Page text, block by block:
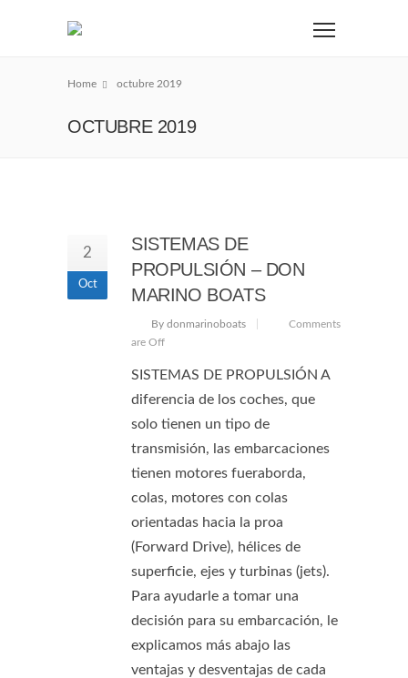
Home octubre 2019
OCTUBRE 2019
2
Oct
SISTEMAS DE
PROPULSIÓN – DON
MARINO BOATS
By donmarinoboats
Comments
are Off
SISTEMAS DE PROPULSIÓN A
diferencia de los coches, que
solo tienen un tipo de
transmisión, las embarcaciones
tienen motores fueraborda,
colas, motores con colas
orientadas hacia la proa
(Forward Drive), hélices de
superficie, ejes y turbinas (jets).
Para ayudarle a tomar una
decisión para su embarcación, le
explicamos más abajo las
ventajas y desventajas de cada